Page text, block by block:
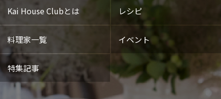
Kai House Clubとは レシピ
料理家一覧 イベント
特集記事